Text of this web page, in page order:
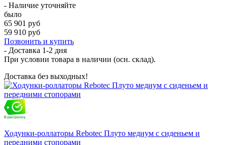
- Наличие уточняйте
было
65 901 руб
59 910 руб
Позвонить и купить
- Доставка 1-2 дня
При условии товара в наличии (осн. склад).
Доставка без выходных!
Ходунки-роллаторы Rebotec Плуто медиум с сиденьем и
передними стопорами